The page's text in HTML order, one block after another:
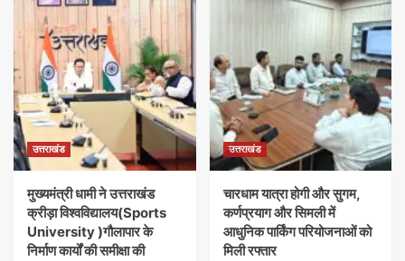
उत्तराखंड
मुख्यमंत्री धामी ने उत्तराखंड
क्रीड़ा विश्वविद्यालय(Sports
University )गौलापार के
निर्माण कार्यों की समीक्षा की
उत्तराखंड
चारधाम यात्रा होगी और सुगम,
कर्णप्रयाग और सिमली में
आधुनिक पार्किंग परियोजनाओं को
मिली रफ्तार